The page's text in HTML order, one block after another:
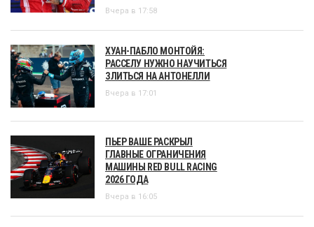
Вчера в 17:58
ХУАН-ПАБЛО МОНТОЙЯ:
РАССЕЛУ НУЖНО НАУЧИТЬСЯ
ЗЛИТЬСЯ НА АНТОНЕЛЛИ
Вчера в 17:01
ПЬЕР ВАШЕ РАСКРЫЛ
ГЛАВНЫЕ ОГРАНИЧЕНИЯ
МАШИНЫ RED BULL RACING
2026 ГОДА
Вчера в 16:05